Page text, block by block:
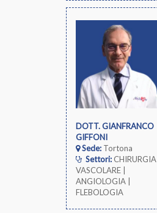
DOTT. GIANFRANCO
GIFFONI
Sede:Tortona
Settori:CHIRURGIA
VASCOLARE |
ANGIOLOGIA |
FLEBOLOGIA